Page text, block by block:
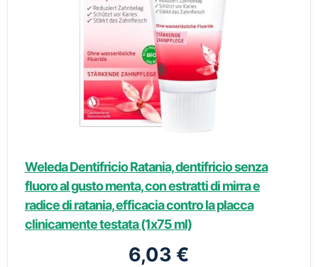
Weleda Dentifricio Ratania, dentifricio senza
fluoro al gusto menta, con estratti di mirra e
radice di ratania, efficacia contro la placca
clinicamente testata (1x75 ml)
6,03 €